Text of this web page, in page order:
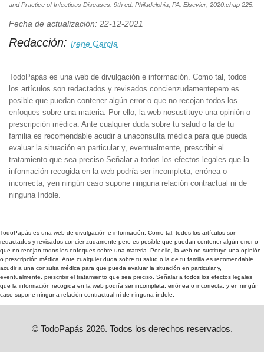
and Practice of Infectious Diseases. 9th ed. Philadelphia, PA: Elsevier; 2020:chap 225.
Fecha de actualización: 22-12-2021
Redacción: Irene García
TodoPapás es una web de divulgación e información. Como tal, todos
los artículos son redactados y revisados concienzudamentepero es
posible que puedan contener algún error o que no recojan todos los
enfoques sobre una materia. Por ello, la web nosustituye una opinión o
prescripción médica. Ante cualquier duda sobre tu salud o la de tu
familia es recomendable acudir a unaconsulta médica para que pueda
evaluar la situación en particular y, eventualmente, prescribir el
tratamiento que sea preciso.Señalar a todos los efectos legales que la
información recogida en la web podría ser incompleta, errónea o
incorrecta, yen ningún caso supone ninguna relación contractual ni de
ninguna índole.
TodoPapás es una web de divulgación e información. Como tal, todos los artículos son
redactados y revisados concienzudamente pero es posible que puedan contener algún error o
que no recojan todos los enfoques sobre una materia. Por ello, la web no sustituye una opinión
o prescripción médica. Ante cualquier duda sobre tu salud o la de tu familia es recomendable
acudir a una consulta médica para que pueda evaluar la situación en particular y,
eventualmente, prescribir el tratamiento que sea preciso. Señalar a todos los efectos legales
que la información recogida en la web podría ser incompleta, errónea o incorrecta, y en ningún
caso supone ninguna relación contractual ni de ninguna índole.
© TodoPapás 2026. Todos los derechos reservados.